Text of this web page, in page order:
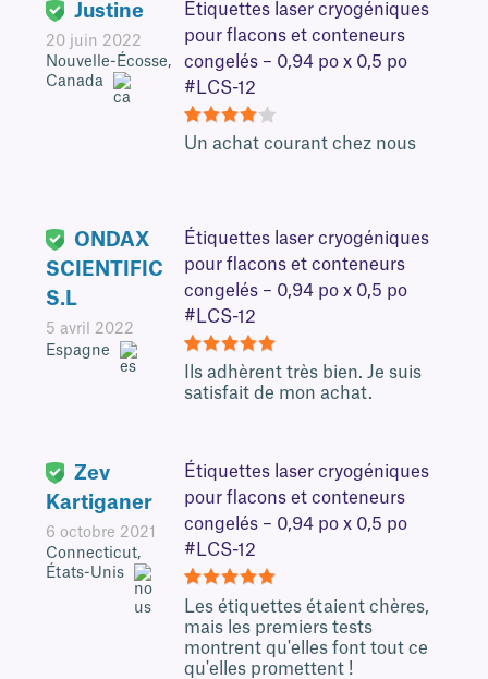
Justine
20 juin 2022
Nouvelle-Écosse,
Canada
Étiquettes laser cryogéniques
pour flacons et conteneurs
congelés – 0,94 po x 0,5 po
#LCS-12
4Un achat courant chez nous
ONDAX
SCIENTIFIC
S.L
5 avril 2022
Espagne
Étiquettes laser cryogéniques
pour flacons et conteneurs
congelés – 0,94 po x 0,5 po
#LCS-12
5Ils adhèrent très bien. Je suis
satisfait de mon achat.
Zev
Kartiganer
6 octobre 2021
Connecticut,
États-Unis
Étiquettes laser cryogéniques
pour flacons et conteneurs
congelés – 0,94 po x 0,5 po
#LCS-12
5Les étiquettes étaient chères,
mais les premiers tests
montrent qu'elles font tout ce
qu'elles promettent !